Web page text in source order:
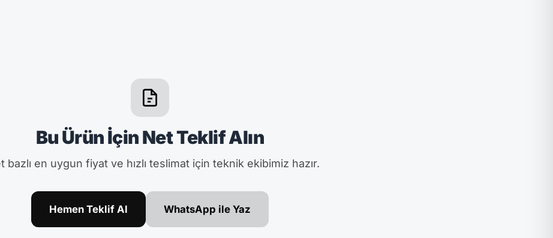
Bu Ürün İçin Net Teklif Alın
bazlı en uygun fiyat ve hızlı teslimat için teknik ekibimiz hazır.
Hemen Teklif Al WhatsApp ile Yaz